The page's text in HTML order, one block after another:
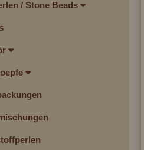
/ Stone Beads